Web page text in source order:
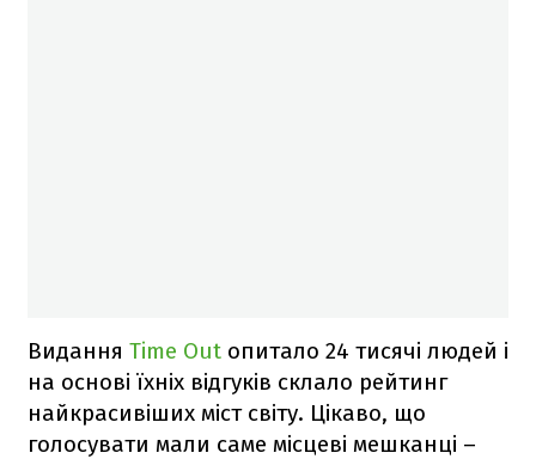
Видання Time Out опитало 24 тисячі людей і
на основі їхніх відгуків склало рейтинг
найкрасивіших міст світу. Цікаво, що
голосувати мали саме місцеві мешканці –